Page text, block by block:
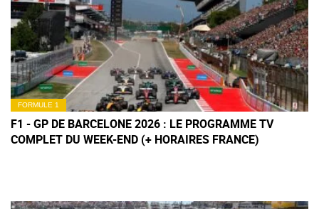
FORMULE 1
F1 - GP DE BARCELONE 2026 : LE PROGRAMME TV
COMPLET DU WEEK-END (+ HORAIRES FRANCE)